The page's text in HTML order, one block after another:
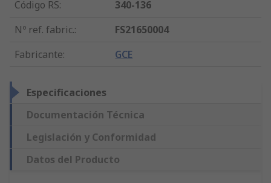
Código RS:
340-136
Nº ref. fabric.:
FS21650004
Fabricante: GCE
Especificaciones
Documentación Técnica
Legislación y Conformidad
Datos del Producto